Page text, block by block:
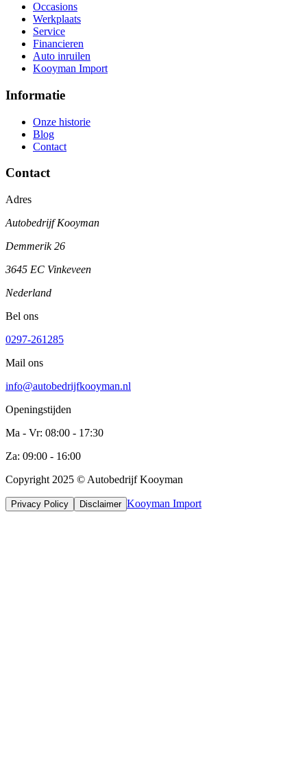
Occasions
Werkplaats
Service
Financieren
Auto inruilen
Kooyman Import
Informatie
Onze historie
Blog
Contact
Contact
Adres
Autobedrijf Kooyman
Demmerik 26
3645 EC Vinkeveen
Nederland
Bel ons
0297-261285
Mail ons
info@autobedrijfkooyman.nl
Openingstijden
Ma - Vr: 08:00 - 17:30
Za: 09:00 - 16:00
Copyright 2025 © Autobedrijf Kooyman
Privacy Policy Disclaimer Kooyman Import